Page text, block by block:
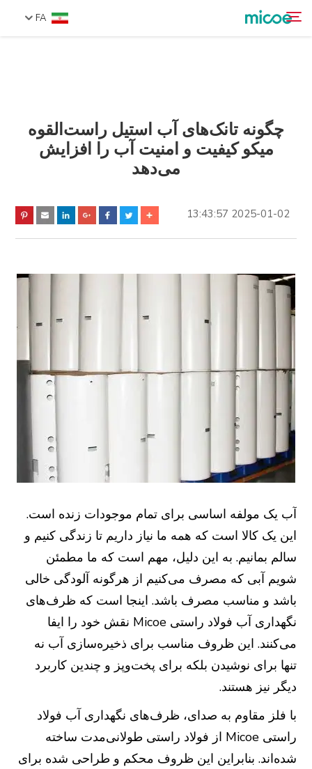
FA
راه حل
پشتیبانی و خدمات
چگونه تانک‌های آب استیل راست‌القوه
میکو کیفیت و امنیت آب را افزایش
می‌دهد
2025-01-02 13:43:57
آب یک مولفه اساسی برای تمام موجودات زنده است.
این یک کالا است که همه ما نیاز داریم تا زندگی کنیم و
سالم بمانیم. به این دلیل، مهم است که ما مطمئن
شویم آبی که مصرف می‌کنیم از هرگونه آلودگی خالی
باشد و مناسب مصرف باشد. اینجا است که ظرف‌های
نگهداری آب فولاد راستی Micoe نقش خود را ایفا
می‌کنند. این ظروف مناسب برای ذخیره‌سازی آب نه
تنها برای نوشیدن بلکه برای پخت‌وپز و چندین کاربرد
دیگر نیز هستند.
با فلز مقاوم به صدای، ظرف‌های نگهداری آب فولاد
راستی Micoe از فولاد راستی طولانی‌مدت ساخته
شده‌اند. بنابراین این ظروف محکم و طراحی شده برای